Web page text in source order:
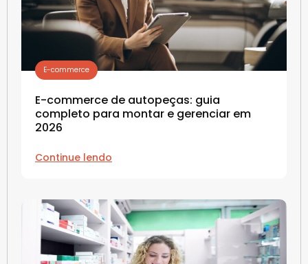
E-commerce
E-commerce de autopeças: guia
completo para montar e gerenciar em
2026
Continue lendo